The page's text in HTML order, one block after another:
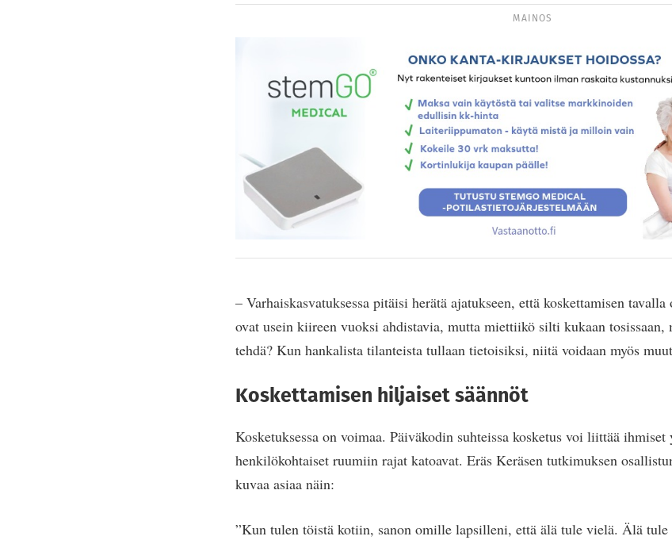
MAINOS
– Varhaiskasvatuksessa pitäisi herätä ajatukseen, että koskettamisen
ovat usein kiireen vuoksi ahdistavia, mutta miettiikö silti kukaan
tehdä? Kun hankalista tilanteista tullaan tietoisiksi, niitä voidaan myös
Koskettamisen hiljaiset säännöt
Kosketuksessa on voimaa. Päiväkodin suhteissa kosketus voi liittää
henkilökohtaiset ruumiin rajat katoavat. Eräs Keräsen tutkimuksen
kuvaa asiaa näin:
”Kun tulen töistä kotiin, sanon omille lapsilleni, että älä tule vielä. Älä